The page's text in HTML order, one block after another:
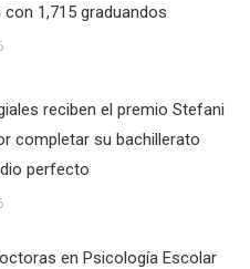
1,715 graduandos
reciben el premio Stefani
completar su bachillerato
perfecto
en Psicología Escolar